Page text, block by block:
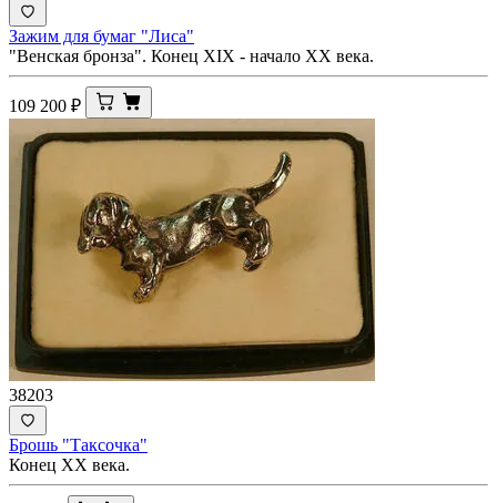
Зажим для бумаг "Лиса"
"Венская бронза". Конец ХIX - начало XX века.
109 200 ₽
38203
Брошь "Таксочка"
Конец ХХ века.